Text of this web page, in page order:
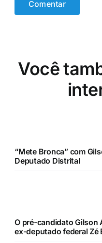
Você
“Mete Bronca” com
Deputado Distrital
O pré-candidato Gilson
ex-deputado federal Zé